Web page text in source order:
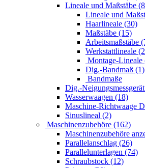
Lineale und Maßstäbe
Lineale und
Haarlineale (30)
Maßstäbe (15)
Arbeitsmaßstäbe
Werkstattlineale
Montage-Lineale
Dig.-Bandmaß (1)
Bandmaße
Dig.-
Wasserwaagen (18)
Maschine-Richtwaage
Sinuslineal (2)
Maschinenzubehöre (162)
Maschinenzubehöre
Parallelanschlag (26)
Parallelunterlagen (74)
Schraubstock (12)